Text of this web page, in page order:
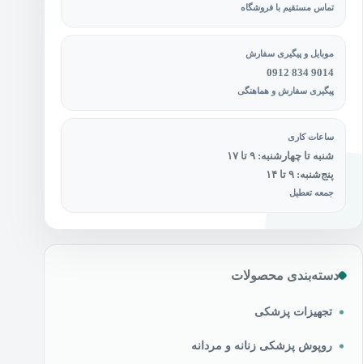
تماس مستقیم با فروشگاه
موبایل و پیگیری سفارش
0912 834 9014
پیگیری سفارش و هماهنگی
ساعات کاری
شنبه تا چهارشنبه: ۹ تا ۱۷
پنج‌شنبه: ۹ تا ۱۴
جمعه تعطیل
دسته‌بندی محصولات
تجهیزات پزشکی
روپوش پزشکی زنانه و مردانه